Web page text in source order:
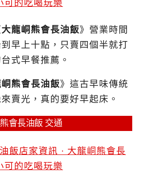
大龍峒熊會長油飯》營業時間
早上十點，只賣四個半就打
式早餐推薦。
熊會長油飯》這古早味傳統
賣光，真的要好早起床。
會長油飯 交通